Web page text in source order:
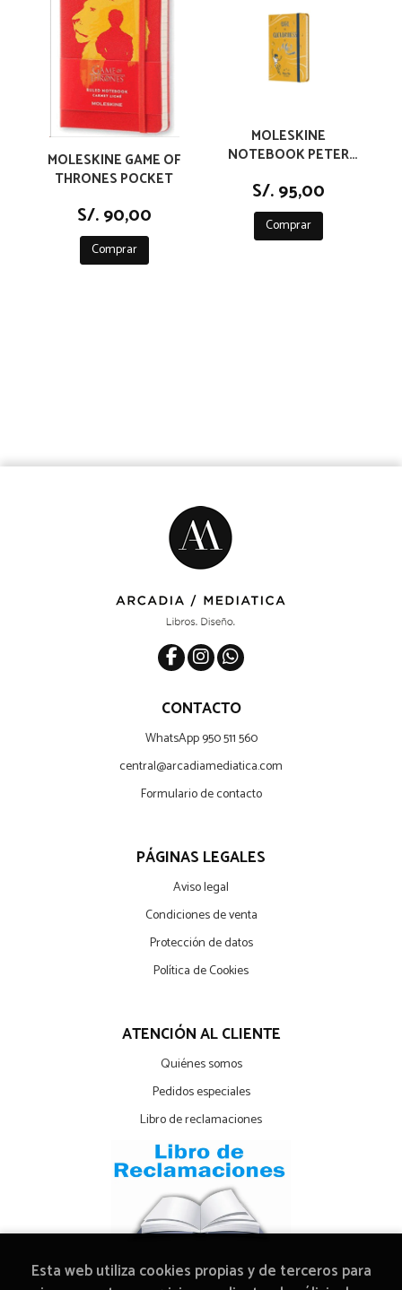
MOLESKINE GAME OF
THRONES POCKET
S/. 90,00
Comprar
MOLESKINE
NOTEBOOK PETER
YELLOW
S/. 95,00
Comprar
CONTACTO
WhatsApp 950 511 560
central@arcadiamediatica.com
Formulario de contacto
PÁGINAS LEGALES
Aviso legal
Condiciones de venta
Protección de datos
Política de Cookies
ATENCIÓN AL CLIENTE
Quiénes somos
Pedidos especiales
Libro de reclamaciones
Esta web utiliza cookies propias y de terceros para